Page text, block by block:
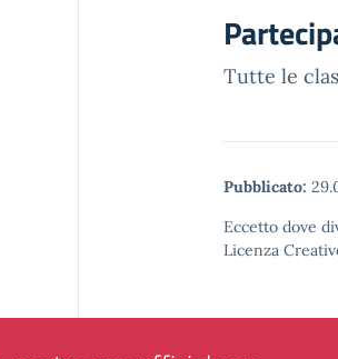
Tutte le
Pubblicato:
Eccetto dove
Licenza